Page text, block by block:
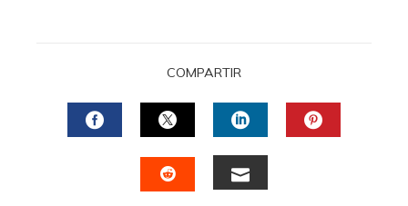
COMPARTIR
FACEBOOKTWITTERLINKEDIN